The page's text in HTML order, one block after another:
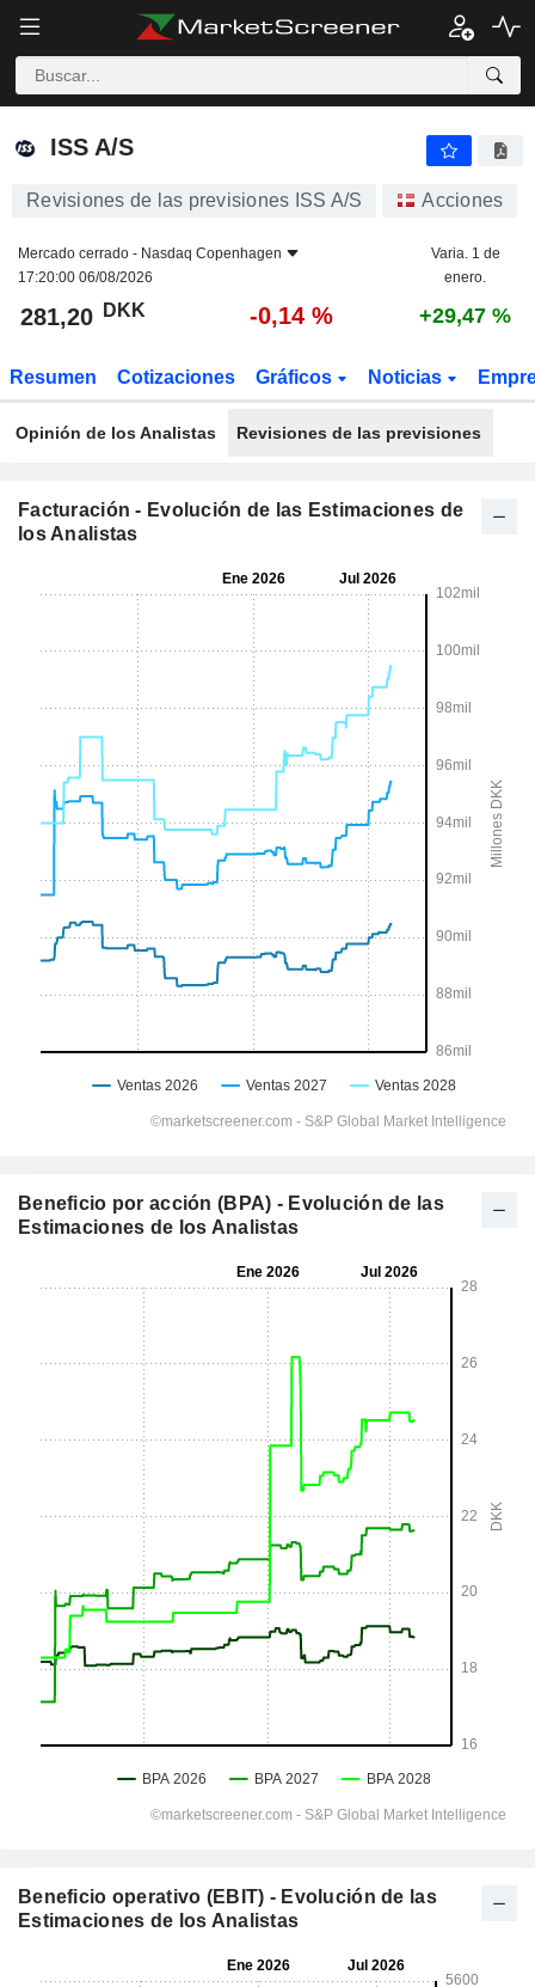
ISS A/S
ISS A/S
Revisiones de las previsiones ISS A/S Acciones
Mercado cerrado - Nasdaq Copenhagen
17:20:00 06/08/2026
Varia. 1 de
enero.
281,20 DKK -0,14 % +29,47 %
Resumen Cotizaciones Gráficos Noticias
Opinión de los Analistas Revisiones de las previsiones
Facturación - Evolución de las Estimaciones de
los Analistas
Beneficio por acción (BPA) - Evolución de las
Estimaciones de los Analistas
Beneficio operativo (EBIT) - Evolución de las
Estimaciones de los Analistas